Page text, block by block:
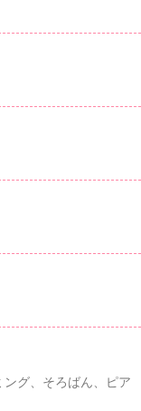
グ、そろばん、ピア